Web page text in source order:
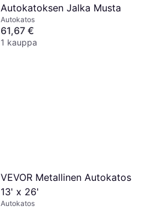
Autokatoksen Jalka Musta
Autokatos
61,67 €
1 kauppa
VEVOR Metallinen Autokatos
13' x 26'
Autokatos